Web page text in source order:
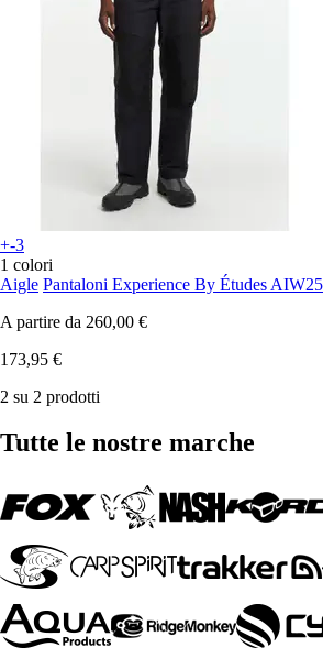
+-3
1 colori
Aigle Pantaloni Experience By Études
A partire da 260,00 €
173,95 €
2 su 2 prodotti
Tutte le nostre marche